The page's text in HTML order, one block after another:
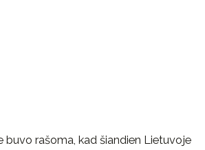
rašoma, kad šiandien Lietuvoje